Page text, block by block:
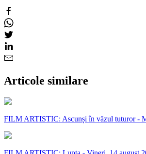
Articole similare
FILM ARTISTIC: Ascunși în văzul tuturor -